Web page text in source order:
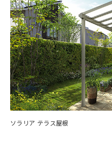
ソラリア テラス屋根